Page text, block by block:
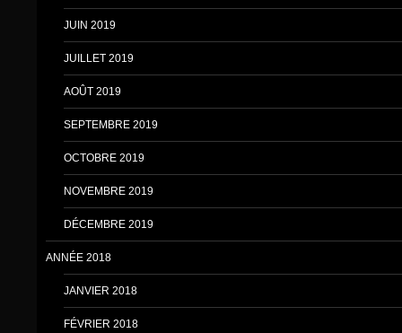
JUIN 2019
JUILLET 2019
AOÛT 2019
SEPTEMBRE 2019
OCTOBRE 2019
NOVEMBRE 2019
DÉCEMBRE 2019
ANNÉE 2018
JANVIER 2018
FÉVRIER 2018